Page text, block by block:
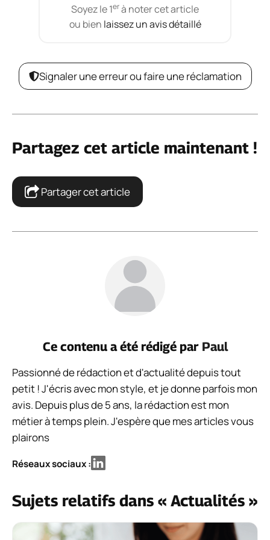
Soyez le 1erà noter cet article
ou bien laissez un avis détaillé
Signaler une erreur ou faire une réclamation
Partagez cet article maintenant !
Partager cet article
Ce contenu a été rédigé par Paul
Passionné de rédaction et d'actualité depuis tout
petit ! J'écris avec mon style, et je donne parfois mon
avis. Depuis plus de 5 ans, la rédaction est mon
métier à temps plein. J'espère que mes articles vous
plairons
Réseaux sociaux :
Sujets relatifs dans « Actualités »